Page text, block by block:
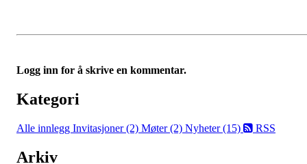
Logg inn for å skrive en kommentar.
Kategori
Alle innlegg Invitasjoner (2) Møter (2) Nyheter (15) RSS
Arkiv